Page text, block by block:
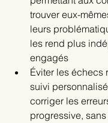
trouver eux-
leurs
les rend plus
engagés
Éviter les échecs
suivi
corriger les
progressive,